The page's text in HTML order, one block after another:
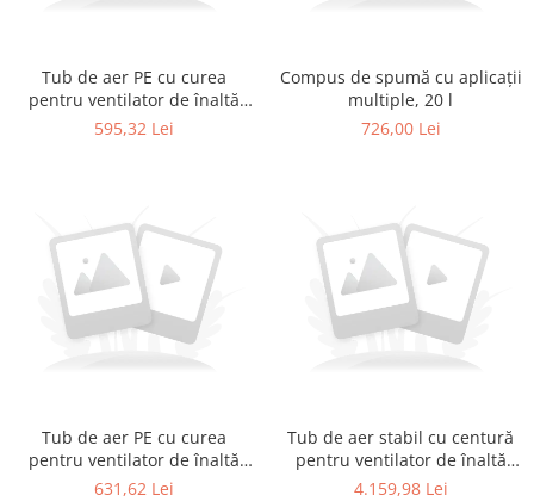
Tub de aer PE cu curea
pentru ventilator de înaltă
performanță 16"
595,32 Lei
Compus de spumă cu aplicații
multiple, 20 l
726,00 Lei
Tub de aer PE cu curea
pentru ventilator de înaltă
performanță 22"
631,62 Lei
Tub de aer stabil cu centură
pentru ventilator de înaltă
performanță 22"
4.159,98 Lei